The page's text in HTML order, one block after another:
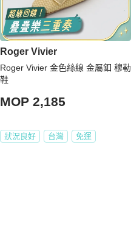
Roger Vivier
Roger Vivier 金色絲線 金屬釦 穆勒
鞋
MOP 2,185
狀況良好 台灣 免運